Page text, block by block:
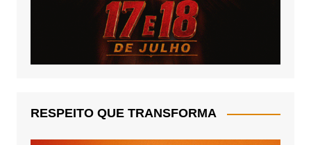
RESPEITO QUE TRANSFORMA